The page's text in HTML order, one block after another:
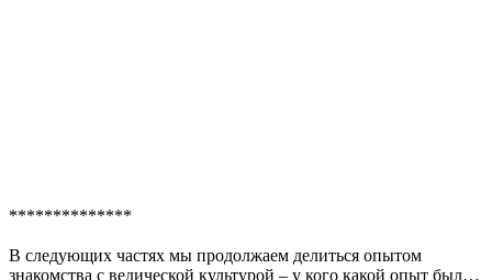
**************
В следующих частях мы продолжаем делиться опытом
знакомства с ведической культурой – у кого какой опыт был…